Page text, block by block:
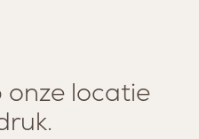
onze locatie